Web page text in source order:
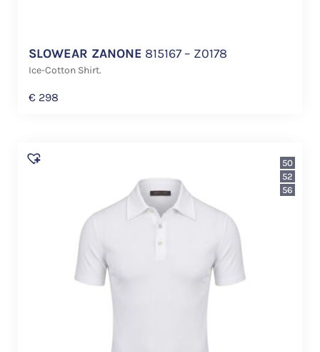
SLOWEAR ZANONE 815167 – Z0178
Ice-Cotton Shirt.
€ 298
50
52
56